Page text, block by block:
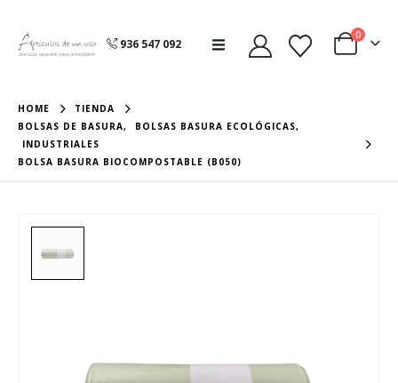
936 547 092
0
HOME
TIENDA
BOLSAS DE BASURA, BOLSAS BASURA ECOLÓGICAS,
INDUSTRIALES
BOLSA BASURA BIOCOMPOSTABLE (B050)